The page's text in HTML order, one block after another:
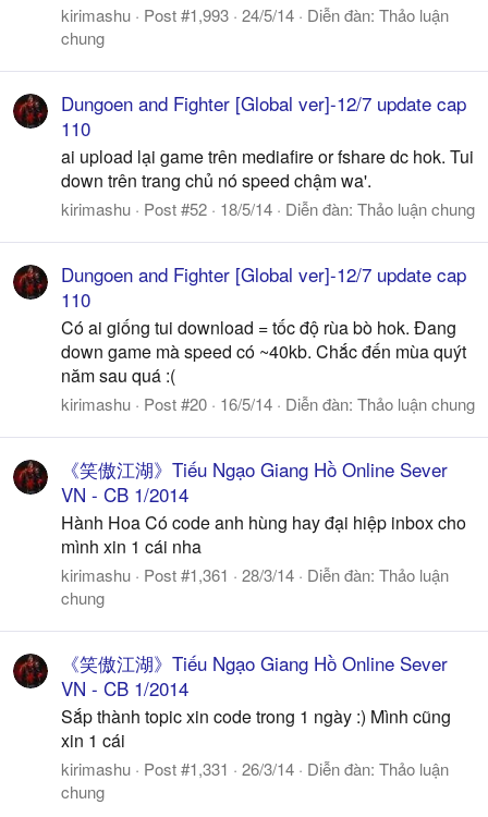
kirimashu Post #1,993 24/5/14 Diễn đàn: Thảo luận
chung
Dungoen and Fighter [Global ver]-12/7 update cap
110
ai upload lại game trên mediafire or fshare dc hok. Tui
down trên trang chủ nó speed chậm wa'.
kirimashu Post #52 18/5/14 Diễn đàn: Thảo luận chung
Dungoen and Fighter [Global ver]-12/7 update cap
110
Có ai giống tui download = tốc độ rùa bò hok. Đang
down game mà speed có ~40kb. Chắc đến mùa quýt
năm sau quá :(
kirimashu Post #20 16/5/14 Diễn đàn: Thảo luận chung
《笑傲江湖》Tiếu Ngạo Giang Hồ Online Sever
VN - CB 1/2014
Hành Hoa Có code anh hùng hay đại hiệp inbox cho
mình xin 1 cái nha
kirimashu Post #1,361 28/3/14 Diễn đàn: Thảo luận
chung
《笑傲江湖》Tiếu Ngạo Giang Hồ Online Sever
VN - CB 1/2014
Sắp thành topic xin code trong 1 ngày :) Mình cũng
xin 1 cái
kirimashu Post #1,331 26/3/14 Diễn đàn: Thảo luận
chung